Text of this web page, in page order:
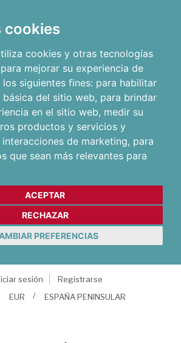
cookies
cookies y otras tecnologías
mejorar su experiencia de
siguientes fines: para habilitar
del sitio web, para brindar
en el sitio web, medir su
productos y servicios y
de marketing, para
que sean más relevantes para
ACEPTAR
RECHAZAR
PREFERENCIAS
sesión
Registrarse
EUR ESPAÑA PENINSULAR